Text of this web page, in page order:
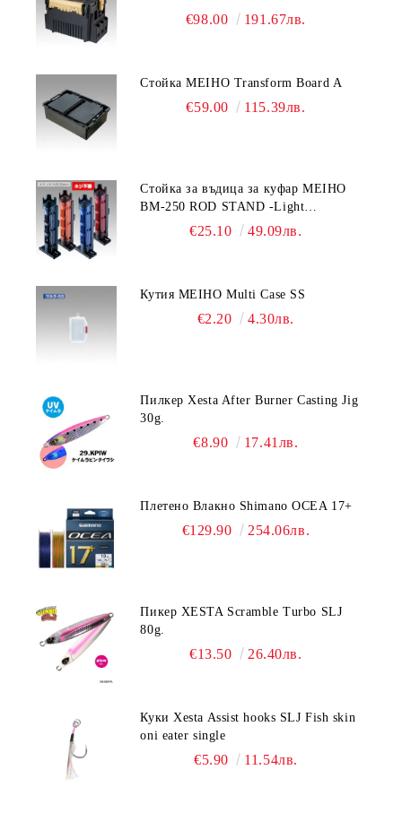
€98.00 191.67лв.
Стойка MEIHO Transform Board A
€59.00 115.39лв.
Стойка за въдица за куфар MEIHO
BM-250 ROD STAND -Light
Blue/Black color
€25.10 49.09лв.
Кутия MEIHO Multi Case SS
€2.20 4.30лв.
Пилкер Xesta After Burner Casting Jig
30g.
€8.90 17.41лв.
Плетено Влакно Shimano OCEA 17+
€129.90 254.06лв.
Пикер XESTA Scramble Turbo SLJ
80g.
€13.50 26.40лв.
Куки Xesta Assist hooks SLJ Fish skin
oni eater single
€5.90 11.54лв.